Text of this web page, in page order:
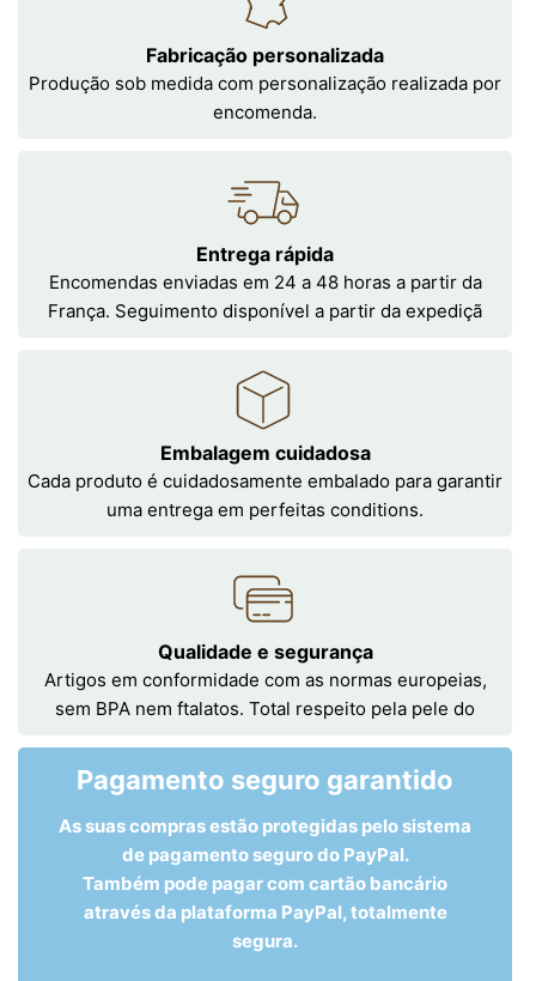
Fabricação personalizada
Produção sob medida com personalização realizada por
encomenda.
Entrega rápida
Encomendas enviadas em 24 a 48 horas a partir da
França. Seguimento disponível a partir da expediçã
Embalagem cuidadosa
Cada produto é cuidadosamente embalado para garantir
uma entrega em perfeitas conditions.
Qualidade e segurança
Artigos em conformidade com as normas europeias,
sem BPA nem ftalatos. Total respeito pela pele do
Pagamento seguro garantido
As suas compras estão protegidas pelo sistema
de pagamento seguro do PayPal.
Também pode pagar com cartão bancário
através da plataforma PayPal, totalmente
segura.